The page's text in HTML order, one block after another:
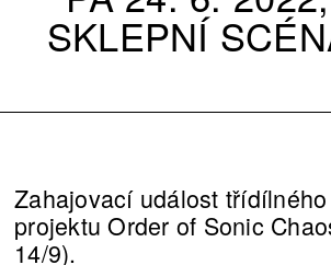
SKLEPNÍ
Zahajovací událost
projektu Order of Sonic
14/9).